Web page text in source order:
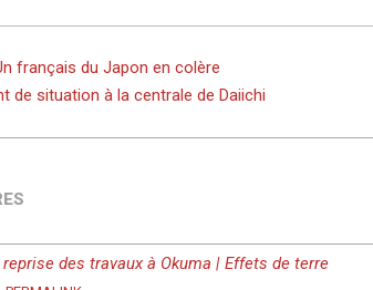
français du Japon en colère
de situation à la centrale de Daiichi
des travaux à Okuma | Effets de terre